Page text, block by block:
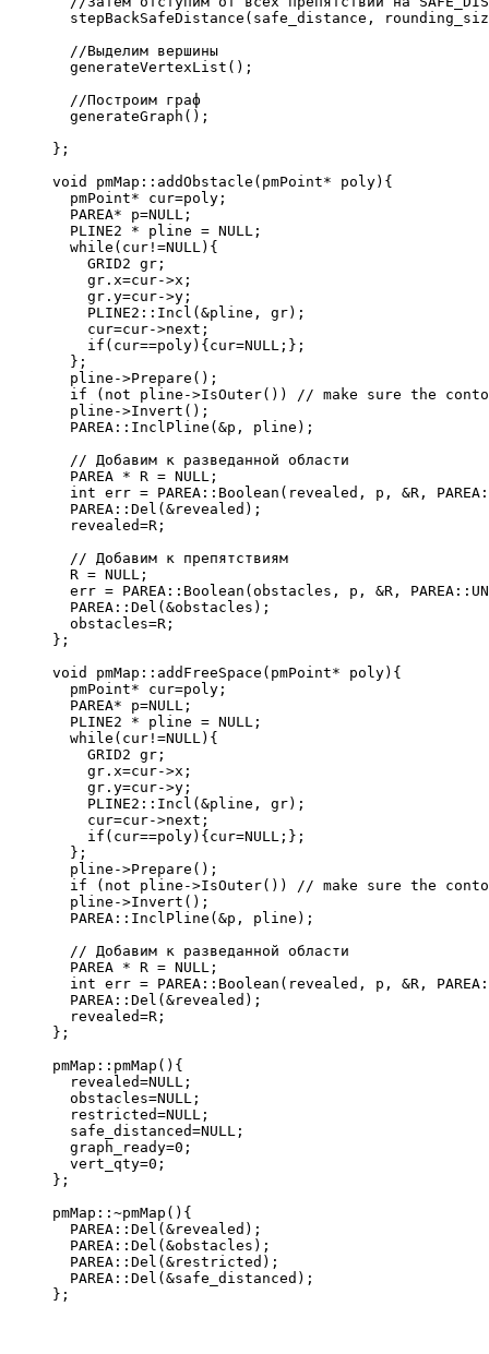
stepBackSafeDistance(safe_distance,
//Выделим вершины
generateVertexList();
//Построим граф
generateGraph();
};
void pmMap::addObstacle(pmPoint* poly){
pmPoint* cur=poly;
PAREA* p=NULL;
PLINE2 * pline = NULL;
while(cur!=NULL){
GRID2 gr;
gr.x=cur->x;
gr.y=cur->y;
PLINE2::Incl(&pline, gr);
cur=cur->next;
if(cur==poly){cur=NULL;};
};
pline->Prepare();
if (not pline->IsOuter()) // make sure the
pline->Invert();
PAREA::InclPline(&p, pline);
// Добавим к разведанной области
PAREA * R = NULL;
int err = PAREA::Boolean(revealed, p, &R,
PAREA::Del(&revealed);
revealed=R;
// Добавим к препятствиям
R = NULL;
err = PAREA::Boolean(obstacles, p, &R,
PAREA::Del(&obstacles);
obstacles=R;
};
void pmMap::addFreeSpace(pmPoint* poly){
pmPoint* cur=poly;
PAREA* p=NULL;
PLINE2 * pline = NULL;
while(cur!=NULL){
GRID2 gr;
gr.x=cur->x;
gr.y=cur->y;
PLINE2::Incl(&pline, gr);
cur=cur->next;
if(cur==poly){cur=NULL;};
};
pline->Prepare();
if (not pline->IsOuter()) // make sure the
pline->Invert();
PAREA::InclPline(&p, pline);
// Добавим к разведанной области
PAREA * R = NULL;
int err = PAREA::Boolean(revealed, p, &R,
PAREA::Del(&revealed);
revealed=R;
};
pmMap::pmMap(){
revealed=NULL;
obstacles=NULL;
restricted=NULL;
safe_distanced=NULL;
graph_ready=0;
vert_qty=0;
};
pmMap::~pmMap(){
PAREA::Del(&revealed);
PAREA::Del(&obstacles);
PAREA::Del(&restricted);
PAREA::Del(&safe_distanced);
};